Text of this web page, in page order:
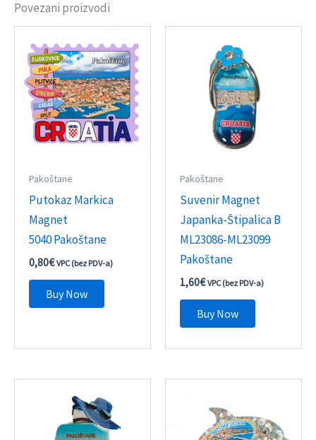
Povezani proizvodi
Pakoštane
Putokaz Markica
Magnet
5040 Pakoštane
0,80€ VPC (bez PDV-a)
Buy Now
Pakoštane
Suvenir Magnet
Japanka-Štipalica B
ML23086-ML23099
Pakoštane
1,60€ VPC (bez PDV-a)
Buy Now